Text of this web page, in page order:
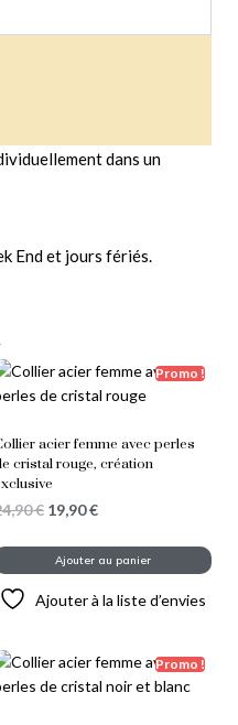
dans un
End et jours fériés.
Promo !
acier femme avec perles
cristal rouge, création
€ 19,90€
Ajouter au panier
Ajouter à la liste d’envies
Promo !